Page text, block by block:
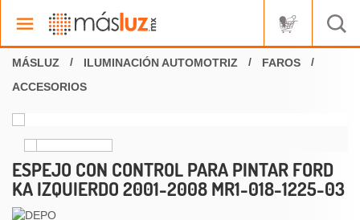
ILUMINACIÓN AUTOMOTRIZ
FAROS
ACCESORIOS
ESPEJO CON CONTROL PARA PINTAR FORD
KA IZQUIERDO 2001-2008 MR1-018-1225-03